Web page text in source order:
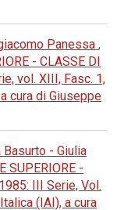
Panessa ,
- CLASSE DI
vol. XIII, Fasc. 1,
cura di Giuseppe
Basurto - Giulia
SUPERIORE -
III Serie, Vol.
(IAI), a cura